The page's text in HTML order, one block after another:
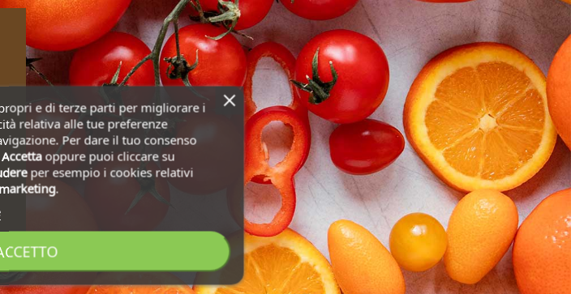
e di terze parti per migliorare i
relativa alle tue preferenze
Per dare il tuo consenso
oppure puoi cliccare su
per esempio i cookies relativi
.